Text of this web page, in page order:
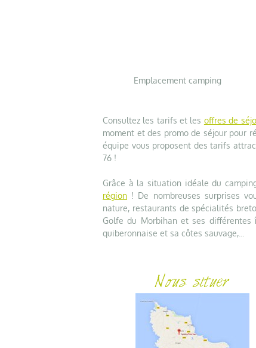
Emplacement camping
Consultez les tarifs et les offres de
moment et des promo de séjour pour
équipe vous proposent des tarifs
76 !
Grâce à la situation idéale du
région ! De nombreuses surprises
nature, restaurants de spécialités
Golfe du Morbihan et ses
quiberonnaise et sa côtes sauvage,...